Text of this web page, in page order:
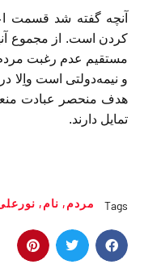
آنچه گفته شد قسمت
کردن است. از مجموع
مستقیم عدم رغبت
و نیمه‌دولتی است واِلا
هدف منحصر عبادت
تمایل دارند.
Tags مردم, نام,